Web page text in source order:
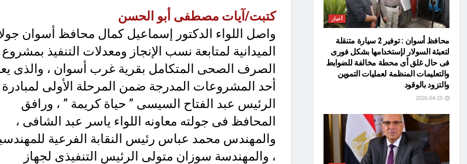
كتبت/آيات مصطفى أبو الحسن
واصل اللواء الدكتور إسماعيل كمال محافظ أسوان
الميدانية لمتابعة نسب الإنجاز ومعدلات التنفيذ بمشروع
الصرف الصحى المتكامل بقرية غرب أسوان ، والذى
أحد المشروعات المدرجة ضمن المرحلة الأولى لمبادرة
الرئيس عبد الفتاح السيسى ” حياة كريمة ” ، ورافق
المحافظ فى جولته معاونه اللواء ياسر عبد الشافى ،
والمهندس محمد عباس رئيس النقابة الفرعية
، والمهندسة سوزان متولى الرئيس التنفيذى لجهاز
أخبار
محافظ أسوان : توفير 2 سيارة متنقلة
لتعبئة السولار لإستخدامها بشكل فورى
فى حال غلق أى محطة مخالفة للضوابط
والتعليمات المنظمة لعمليات التموين
والتزود بالوقود